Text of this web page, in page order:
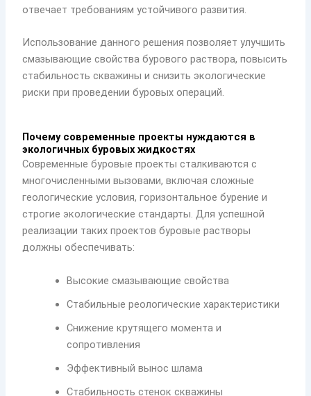
отвечает требованиям устойчивого развития.
Использование данного решения позволяет улучшить
смазывающие свойства бурового раствора, повысить
стабильность скважины и снизить экологические
риски при проведении буровых операций.
Почему современные проекты нуждаются в
экологичных буровых жидкостях
Современные буровые проекты сталкиваются с
многочисленными вызовами, включая сложные
геологические условия, горизонтальное бурение и
строгие экологические стандарты. Для успешной
реализации таких проектов буровые растворы
должны обеспечивать:
Высокие смазывающие свойства
Стабильные реологические характеристики
Снижение крутящего момента и
сопротивления
Эффективный вынос шлама
Стабильность стенок скважины